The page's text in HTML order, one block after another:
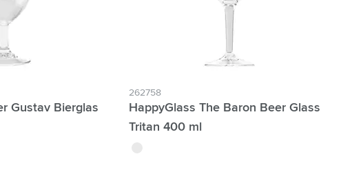
Gustav Bierglas
262758
HappyGlass The Baron Beer Glass
Tritan 400 ml